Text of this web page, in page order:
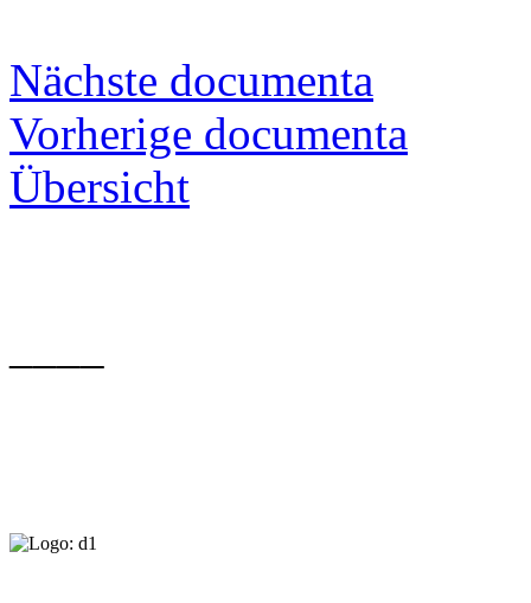
Nächste documenta
Vorherige documenta
Übersicht